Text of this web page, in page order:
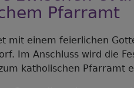
Pfarramt
mit einem feierlichen
Im Anschluss wird die
katholischen Pfarramt